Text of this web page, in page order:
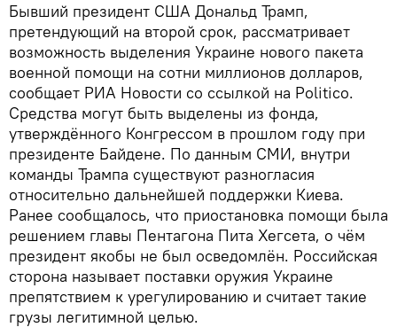
Бывший президент США Дональд Трамп,
претендующий на второй срок, рассматривает
возможность выделения Украине нового пакета
военной помощи на сотни миллионов долларов,
сообщает РИА Новости со ссылкой на Politico.
Средства могут быть выделены из фонда,
утверждённого Конгрессом в прошлом году при
президенте Байдене. По данным СМИ, внутри
команды Трампа существуют разногласия
относительно дальнейшей поддержки Киева.
Ранее сообщалось, что приостановка помощи была
решением главы Пентагона Пита Хегсета, о чём
президент якобы не был осведомлён. Российская
сторона называет поставки оружия Украине
препятствием к урегулированию и считает такие
грузы легитимной целью.